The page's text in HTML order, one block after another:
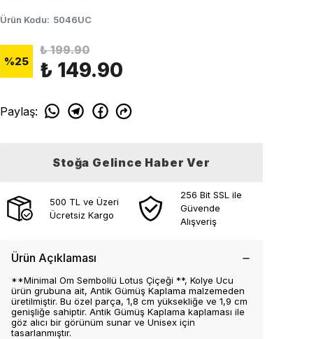
Ürün Kodu: 5046UC
%25
₺ 199.90
₺ 149.90
Paylaş:
Stoğa Gelince Haber Ver
500 TL ve Üzeri
Ücretsiz Kargo
256 Bit SSL ile
Güvende
Alışveriş
Ürün Açıklaması
**Minimal Om Sembollü Lotus Çiçeği **, Kolye Ucu
ürün grubuna ait, Antik Gümüş Kaplama malzemeden
üretilmiştir. Bu özel parça, 1,8 cm yüksekliğe ve 1,9 cm
genişliğe sahiptir. Antik Gümüş Kaplama kaplaması ile
göz alıcı bir görünüm sunar ve Unisex için
tasarlanmıştır.